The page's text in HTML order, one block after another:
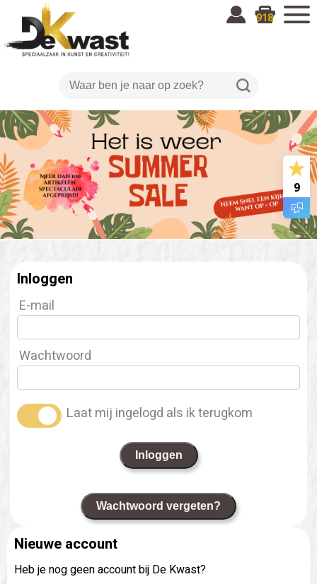
918
9
Inloggen
E-mail
Wachtwoord
Laat mij ingelogd als ik terugkom
Inloggen
Wachtwoord vergeten?
Nieuwe account
Heb je nog geen account bij De Kwast?